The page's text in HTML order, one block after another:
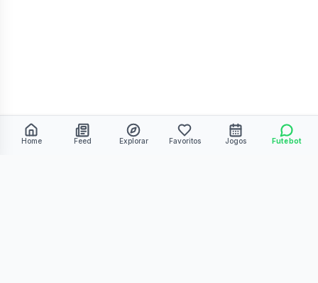
Home Feed Explorar Favoritos Jogos Futebot